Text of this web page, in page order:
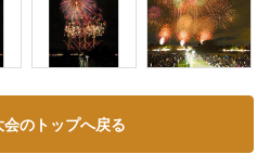
のトップへ戻る